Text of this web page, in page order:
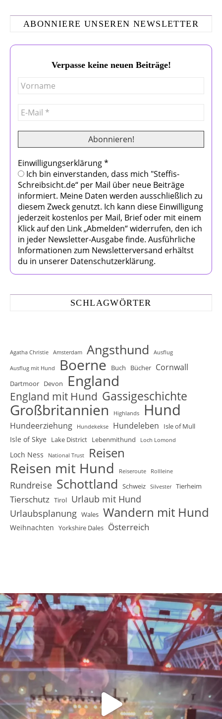
ABONNIERE UNSEREN NEWSLETTER
Verpasse keine neuen Beiträge!
Einwilligungserklärung*
Ich bin einverstanden, dass mich "Steffis-
Schreibsicht.de“ per Mail über neue Beiträge
informiert. Meine Daten werden ausschließlich zu
diesem Zweck genutzt. Ich kann diese Einwilligung
jederzeit kostenlos per Mail, Brief oder mit einem
Klick auf den Link „Abmelden“ widerrufen, den ich
in jeder Newsletter-Ausgabe finde. Ausführliche
Informationen zum Newsletterversand erhältst
du in unserer Datenschutzerklärung.
SCHLAGWÖRTER
Agatha Christie Amsterdam Angsthund Ausflug
Ausflug mit Hund Boerne Buch Bücher Cornwall
Dartmoor Devon England
England mit Hund Gassigeschichte
Großbritannien Highlands Hund
Hundeerziehung Hundekekse Hundeleben Isle of Mull
Isle of Skye Lake District Lebenmithund Loch Lomond
Loch Ness National Trust Reisen
Reisen mit Hund Reiseroute Rollleine
Rundreise Schottland Schweiz Silvester Tierheim
Tierschutz Tirol Urlaub mit Hund
Urlaubsplanung Wales Wandern mit Hund
Weihnachten Yorkshire Dales Österreich